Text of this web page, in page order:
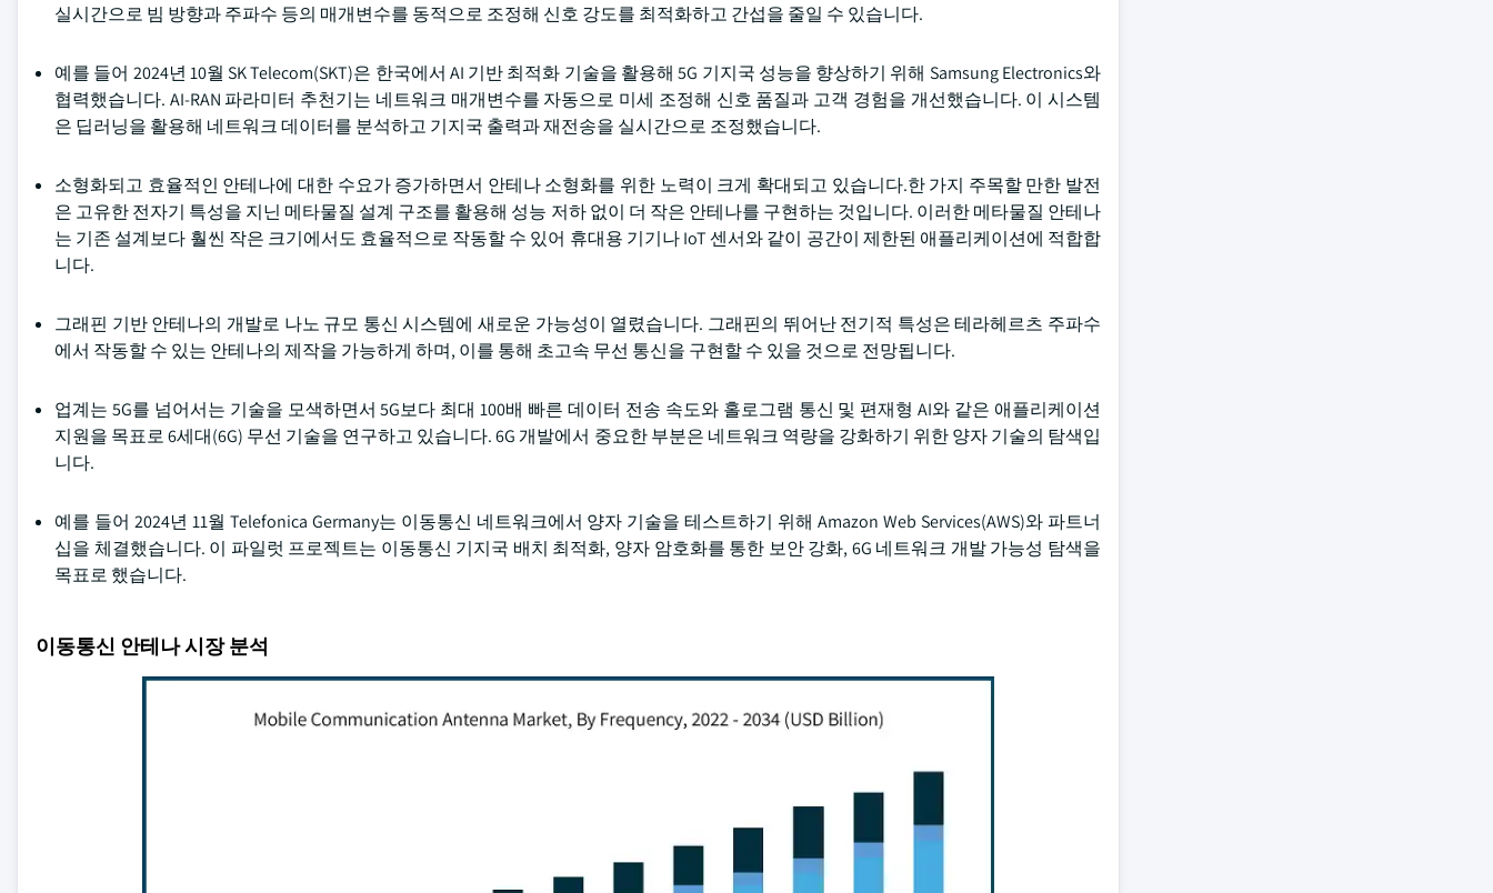
실시간으로 빔 방향과 주파수 등의 매개변수를 동적으로 조정해 신호 강도를 최적화하고 간섭을 줄일 수 있습니다.
예를 들어 2024년 10월 SK Telecom(SKT)은 한국에서 AI 기반 최적화 기술을 활용해 5G 기지국 성능을 향상하기 위해 Samsung Electronics와
협력했습니다. AI-RAN 파라미터 추천기는 네트워크 매개변수를 자동으로 미세 조정해 신호 품질과 고객 경험을 개선했습니다. 이 시스템
은 딥러닝을 활용해 네트워크 데이터를 분석하고 기지국 출력과 재전송을 실시간으로 조정했습니다.
소형화되고 효율적인 안테나에 대한 수요가 증가하면서 안테나 소형화를 위한 노력이 크게 확대되고 있습니다.한 가지 주목할 만한 발전
은 고유한 전자기 특성을 지닌 메타물질 설계 구조를 활용해 성능 저하 없이 더 작은 안테나를 구현하는 것입니다. 이러한 메타물질 안테나
는 기존 설계보다 훨씬 작은 크기에서도 효율적으로 작동할 수 있어 휴대용 기기나 IoT 센서와 같이 공간이 제한된 애플리케이션에 적합합
니다.
그래핀 기반 안테나의 개발로 나노 규모 통신 시스템에 새로운 가능성이 열렸습니다. 그래핀의 뛰어난 전기적 특성은 테라헤르츠 주파수
에서 작동할 수 있는 안테나의 제작을 가능하게 하며, 이를 통해 초고속 무선 통신을 구현할 수 있을 것으로 전망됩니다.
업계는 5G를 넘어서는 기술을 모색하면서 5G보다 최대 100배 빠른 데이터 전송 속도와 홀로그램 통신 및 편재형 AI와 같은 애플리케이션
지원을 목표로 6세대(6G) 무선 기술을 연구하고 있습니다. 6G 개발에서 중요한 부분은 네트워크 역량을 강화하기 위한 양자 기술의 탐색입
니다.
예를 들어 2024년 11월 Telefonica Germany는 이동통신 네트워크에서 양자 기술을 테스트하기 위해 Amazon Web Services(AWS)와 파트너
십을 체결했습니다. 이 파일럿 프로젝트는 이동통신 기지국 배치 최적화, 양자 암호화를 통한 보안 강화, 6G 네트워크 개발 가능성 탐색을
목표로 했습니다.
이동통신 안테나 시장 분석